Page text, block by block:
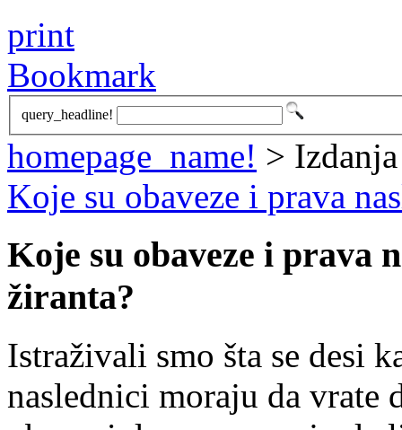
print
Bookmark
query_headline!
homepage_name! >
Koje su obaveze i prava
Koje su obaveze i prava
žiranta?
Istraživali smo šta se desi
naslednici moraju da vrate